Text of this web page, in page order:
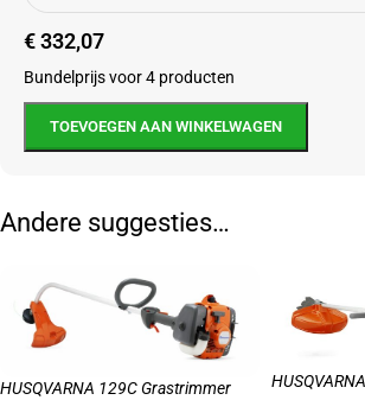
€332,07
Bundelprijs voor 4 producten
TOEVOEGEN AAN WINKELWAGEN
Andere suggesties…
HUSQVARNA 129C Grastrimmer